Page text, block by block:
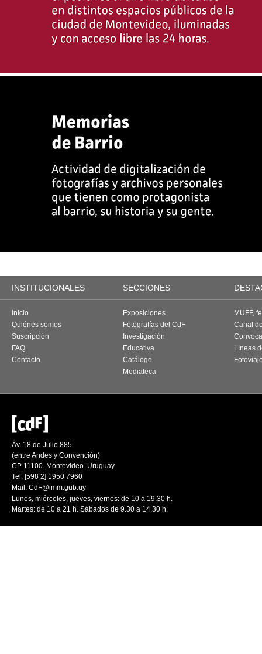
INSTITUCIONALES SECCIONES
Inicio
Quiénes somos
Suscripción
FAQ
Contacto
Exposiciones
Fotografías del CdF
Investigación
Educativa
Catálogo
Mediateca
MUFF,
Canal
Líneas
Av. 18 de Julio 885
(entre Andes y Convención)
CP 11100. Montevideo. Uruguay
Tel: [598 2] 1950 7960
Mail: CdF@imm.gub.uy
Lunes, miércoles, jueves, viernes: de 10 a 19.30 h.
Martes: de 10 a 21 h. Sábados de 9.30 a 14.30 h.